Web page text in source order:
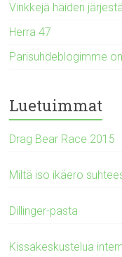
Vinkkejä häiden
Herra 47
Parisuhdeblogimme
Luetuimmat
Drag Bear Race 2015
Miltä iso ikäero
Dillinger-pasta
Kissakeskustelua